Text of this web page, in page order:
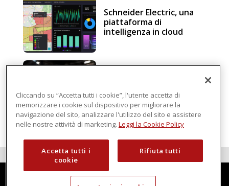
Schneider Electric, una
piattaforma di
intelligenza in cloud
Regolamento macchine
Cliccando su “Accetta tutti i cookie”, l'utente accetta di
memorizzare i cookie sul dispositivo per migliorare la
navigazione del sito, analizzare l'utilizzo del sito e assistere
nelle nostre attività di marketing. Leggi la Cookie Policy
Accetta tutti i
cookie
Rifiuta tutti